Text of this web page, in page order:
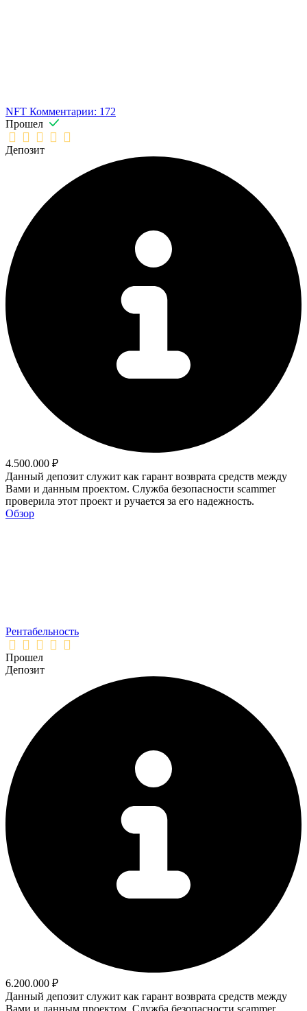
NFT Комментарии: 172
Прошел
Депозит
4.500.000 ₽
Данный депозит служит как гарант возврата средств между
Вами и данным проектом. Служба безопасности scammer
проверила этот проект и ручается за его надежность.
Обзор
Рентабельность
Прошел
Депозит
6.200.000 ₽
Данный депозит служит как гарант возврата средств между
Вами и данным проектом. Служба безопасности scammer